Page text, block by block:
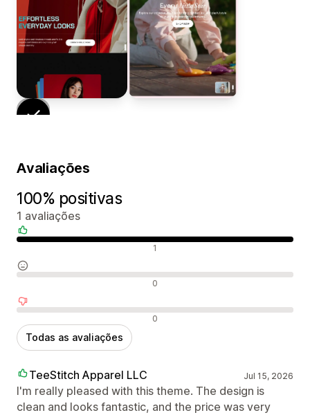
Avaliações
100% positivas
1 avaliações
1
0
0
Todas as avaliações
TeeStitch Apparel LLC Jul 15, 2026
I'm really pleased with this theme. The design is
clean and looks fantastic, and the price was very